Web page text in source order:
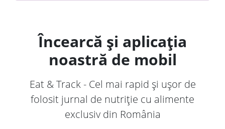
Încearcă și aplicația
noastră de mobil
Eat & Track - Cel mai rapid și ușor de
folosit jurnal de nutriție cu alimente
exclusiv din România